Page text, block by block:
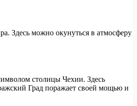
Здесь можно окунуться в атмосферу
столицы Чехии. Здесь
Град поражает своей мощью и